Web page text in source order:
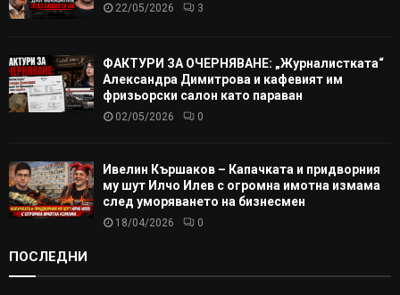
22/05/2026 3
ФАКТУРИ ЗА ОЧЕРНЯВАНЕ: „Журналистката“
Александра Димитрова и кафевият им
фризьорски салон като параван
02/05/2026 0
Ивелин Кършаков – Капачката и придворния
му шут Илчо Илев с огромна имотна измама
след уморяването на бизнесмен
18/04/2026 0
ПОСЛЕДНИ